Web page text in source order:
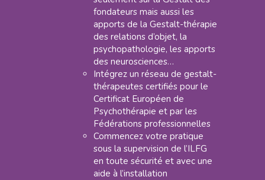
fondateurs mais aussi les
apports de la Gestalt-thérapie
des relations d’objet, la
psychopathologie, les apports
des neurosciences…
Intégrez un réseau de gestalt-
thérapeutes certifiés pour le
Certificat Européen de
Psychothérapie et par les
Fédérations professionnelles
Commencez votre pratique
sous la supervision de l’ILFG
en toute sécurité et avec une
aide à l’installation